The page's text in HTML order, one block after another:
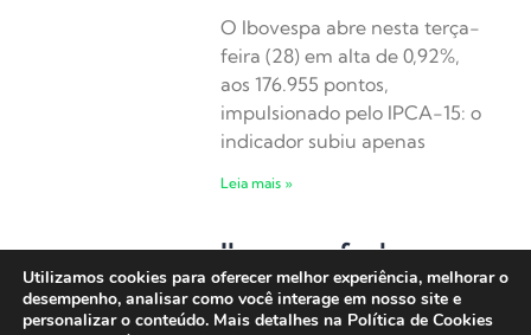
O Ibovespa abre nesta terça-
feira (28) em alta de 0,92%,
aos 176.955 pontos,
impulsionado pelo IPCA-15: o
indicador subiu apenas
Leia mais »
Ibovespa fecha em
alta com sinais de
arrefecimento entre
Utilizamos cookies para oferecer melhor experiência, melhorar o
desempenho, analisar como você interage em nosso site e
personalizar o conteúdo. Mais detalhes na Política de Cookies